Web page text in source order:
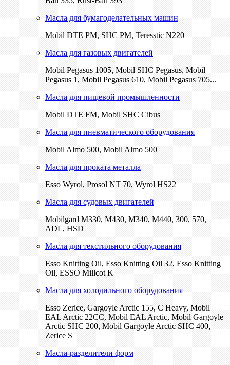
Масла для бумагоделательных машин
Mobil DTE РМ, SHC PM, Teresstic N220
Масла для газовых двигателей
Mobil Pegasus 1005, Mobil SHC Pegasus, Mobil
Pegasus 1, Mobil Pegasus 610, Mobil Pegasus 705...
Масла для пищевой промышленности
Mobil DTE FM, Mobil SHC Cibus
Масла для пневматического оборудования
Mobil Almo 500, Mobil Almo 500
Масла для проката металла
Esso Wyrol, Prosol NT 70, Wyrol HS22
Масла для судовых двигателей
Mobilgard M330, M430, M340, M440, 300, 570,
ADL, HSD
Масла для текстильного оборудования
Esso Knitting Oil, Esso Knitting Oil 32, Esso Knitting
Oil, ESSO Millcot K
Масла для холодильного оборудования
Esso Zerice, Gargoyle Arctic 155, С Heavy, Mobil
EAL Arctic 22CC, Mobil EAL Arctic, Mobil Gargoyle
Arctic SHC 200, Mobil Gargoyle Arctic SHC 400,
Zerice S
Масла-разделители форм